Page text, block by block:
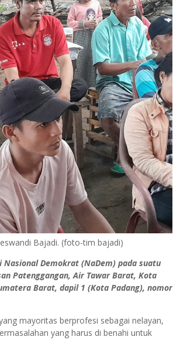
Bajadi. (foto-tim bajadi)
Nasional Demokrat (NaDem) pada suatu
Patenggangan, Air Tawar Barat, Kota
Barat, dapil 1 (Kota Padang), nomor
mayoritas berprofesi sebagai nelayan,
yang harus di benahi untuk